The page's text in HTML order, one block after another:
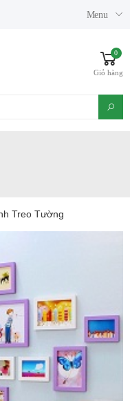
Menu
0
Giỏ hàng
Treo Tường